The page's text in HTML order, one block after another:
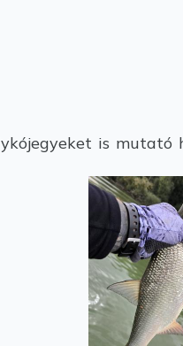
is mutató